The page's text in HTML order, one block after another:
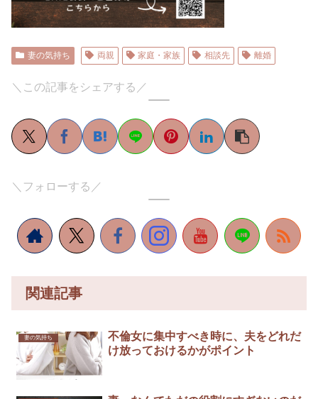
妻の気持ち 両親 家庭・家族 相談先 離婚
＼この記事をシェアする／
＼フォローする／
関連記事
妻の気持ち
不倫女に集中すべき時に、夫をどれだ
け放っておけるかがポイント